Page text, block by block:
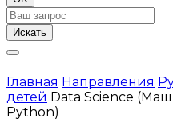
Искать
Главная Направления
детей Data Science
Python)